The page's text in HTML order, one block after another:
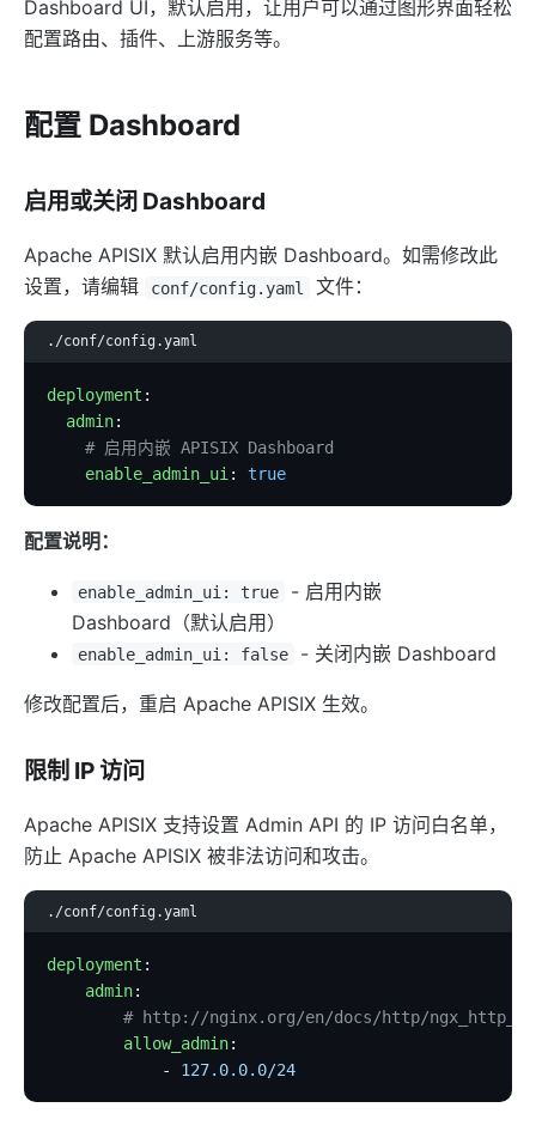
proxy-rewrite
grpc-transcode
fault-injection
degraphql
attach-consumer-label
key-auth
jwt-auth
jwe-decrypt
basic-auth
Keycloak Authorization (authz-keycloak)
authz-casdoor
wolf-rbac
openid-connect
cas-auth
feishu-auth
hmac-auth
authz-casbin
ldap-auth
forward-auth
multi-auth
saml-auth
Dashboard UI，默认启用，让用户可以通过图形界面轻松
配置路由、插件、上游服务等。
配置 Dashboard
启用或关闭 Dashboard
Apache APISIX 默认启用内嵌 Dashboard。如需修改此
设置，请编辑
conf/config.yaml 文件：
./conf/config.yaml
deployment :
  admin
:
    # 启用内嵌 APISIX Dashboard
    enable_admin_ui
: true
配置说明：
enable_admin_ui: true
- 启用内嵌
Dashboard（默认启用）
enable_admin_ui: false - 关闭内嵌 Dashboard
修改配置后，重启 Apache APISIX 生效。
限制 IP 访问
Apache APISIX 支持设置 Admin API 的 IP 访问白名单，
防止 Apache APISIX 被非法访问和攻击。
./conf/config.yaml
deployment :
    admin
:
# http://nginx.org/en/docs/http/
        allow_admin
:
            -
127.0.0.0/24